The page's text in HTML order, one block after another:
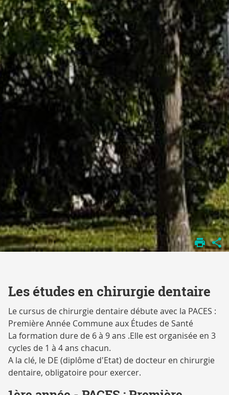
DÉPARTEMENT
D'ODONTOLOGIE
Les études en chirurgie dentaire
Le cursus de chirurgie dentaire débute avec la PACES :
Première Année Commune aux Études de Santé
La formation dure de 6 à 9 ans .Elle est organisée en 3
cycles de 1 à 4 ans chacun.
A la clé, le DE (diplôme d'Etat) de docteur en chirurgie
dentaire, obligatoire pour exercer.